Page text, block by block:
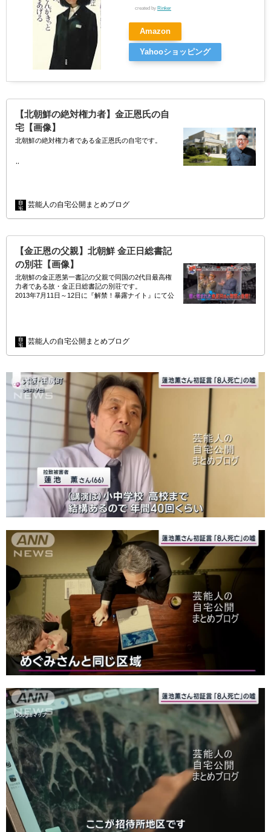
created by Rinker
Amazon
Yahooショッピング
【北朝鮮の絶対権力者】金正恩氏の自
宅【画像】
北朝鮮の絶対権力者である金正恩氏の自宅です。
//
ようだ。
芸能人の自宅公開まとめブログ
【金正恩の父親】北朝鮮 金正日総書記
の別荘【画像】
北朝鮮の金正恩第一書記の父親で同国の2代目最高権
力者である故・金正日総書記の別荘です。
2013年7月11日～12日に『解禁！暴露ナイト』にて公
… 芸能人の自宅公開まとめブログ